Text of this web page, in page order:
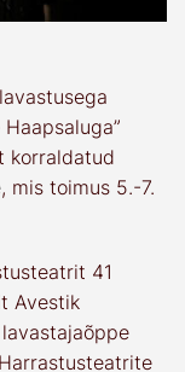
korraldatud
, mis toimus 5.-7.
41
Avestik